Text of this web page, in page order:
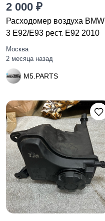
2 000 ₽
Расходомер воздуха BMW
3 E92/E93 рест. E92 2010
Москва
2 месяца назад
M5.PARTS